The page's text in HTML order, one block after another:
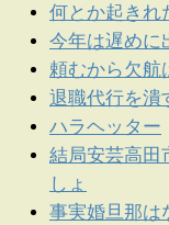
何とか起きれ
今年は遅めに
頼むから欠航
退職代行を潰
ハラヘッター
結局安芸高田
しょ
事実婚旦那は